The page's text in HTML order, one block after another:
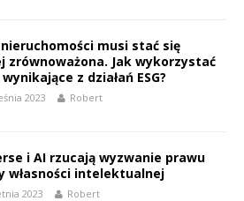
musi stać się
zrównoważona. Jak wykorzystać
z działań ESG?
2023 Robert
i AI rzucają wyzwanie prawu
własności intelektualnej
2023 Robert